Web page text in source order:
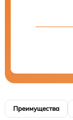
Преимущества